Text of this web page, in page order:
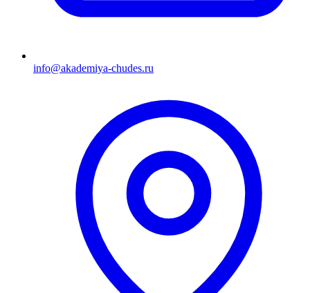
info@akademiya-chudes.ru